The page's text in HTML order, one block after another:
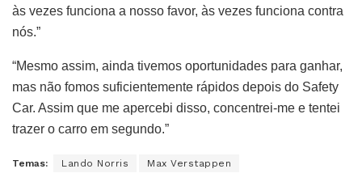
às vezes funciona a nosso favor, às vezes funciona contra
nós.”
“Mesmo assim, ainda tivemos oportunidades para ganhar,
mas não fomos suficientemente rápidos depois do Safety
Car. Assim que me apercebi disso, concentrei-me e tentei
trazer o carro em segundo.”
Temas: Lando Norris Max Verstappen